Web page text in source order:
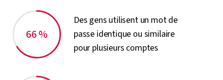
66 %
Des gens utilisent un mot de
passe identique ou similaire
pour plusieurs comptes